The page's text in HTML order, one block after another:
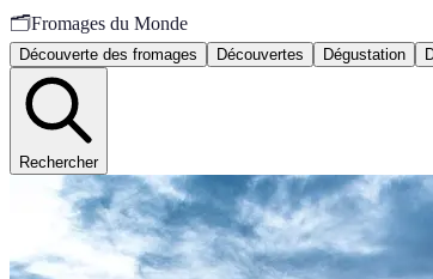
🗂️Fromages du Monde
Découverte des fromages Découvertes Dégustation
Rechercher